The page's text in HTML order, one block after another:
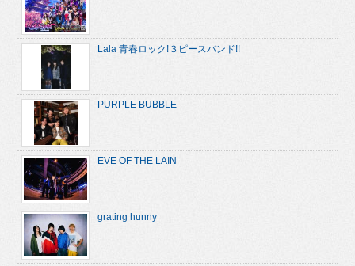
Lala 青春ロック!３ピースバンド!!
PURPLE BUBBLE
EVE OF THE LAIN
grating hunny